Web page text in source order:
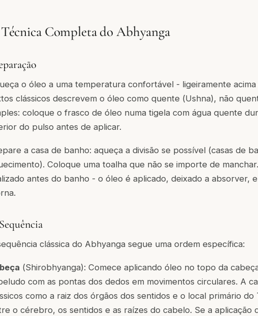
Completa do Abhyanga
o óleo a uma temperatura confortável - ligeiramente
clássicos descrevem o óleo como quente (Ushna), não
coloque o frasco de óleo numa tigela com água quente
do pulso antes de aplicar.
a casa de banho: aqueça a divisão se possível (casas de
Coloque uma toalha que não se importe de
antes do banho - o óleo é aplicado, deixado a absorver,
clássica do Abhyanga segue uma ordem específica:
(Shirobhyanga): Comece aplicando óleo no topo da
com as pontas dos dedos em movimentos circulares. A
como a raiz dos órgãos dos sentidos e o local primário
o cérebro, os sentidos e as raízes do cabelo. Se a aplicação